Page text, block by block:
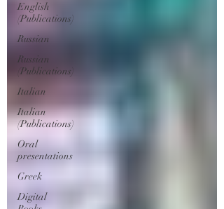
English
(Publications)
Russian
Russian
(Publications)
Italian
Italian
(Publications)
Oral
presentations
Greek
Digital